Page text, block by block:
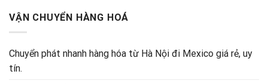
VẬN CHUYỂN HÀNG HOÁ
Chuyển phát nhanh hàng hóa từ Hà Nội đi Mexico giá rẻ, uy
tín.